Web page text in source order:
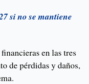
si no se mantiene
en las tres
de pérdidas y daños,